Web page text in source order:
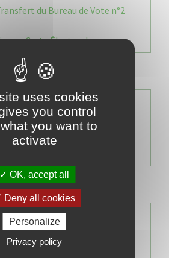
du Bureau de Vote n°2
– Carte Électorale
SOCIALE (C.C.A.S)
uses cookies
you control
you want to
activate
OK, accept all
Deny all cookies
Personalize
Privacy policy